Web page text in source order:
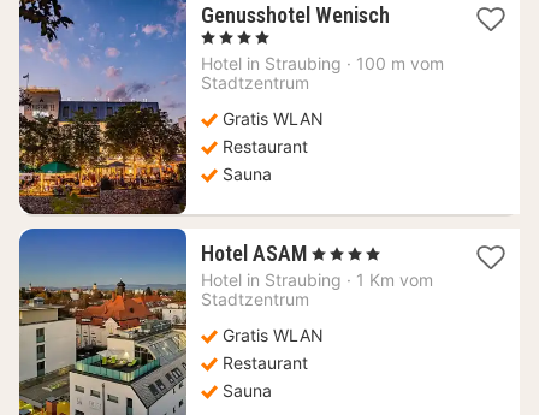
Genusshotel Wenisch1
ab
, 4 Sterne
Hotel in Straubing · 100 m vom
Stadtzentrum
Gratis WLAN
Restaurant
Sauna
Hotel ASAM 1
Nacht
€
, 4 Sterne
Hotel in Straubing · 1 Km vom
Stadtzentrum
Gratis WLAN
Restaurant
Sauna